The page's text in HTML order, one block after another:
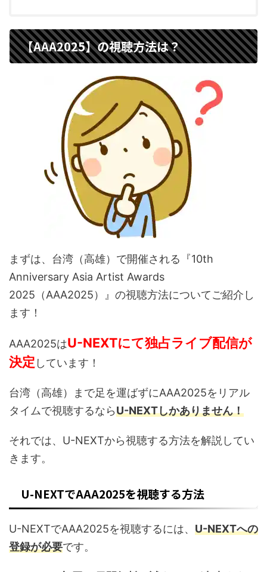
【AAA2025】の視聴方法は？
まずは、台湾（高雄）で開催される『10th
Anniversary Asia Artist Awards
2025（AAA2025）』の視聴方法についてご紹介し
ます！
AAA2025はU-NEXTにて独占ライブ配信が
決定 しています！
台湾（高雄）まで足を運ばずにAAA2025をリアル
タイムで視聴するならU-NEXTしかありません！
それでは、U-NEXTから視聴する方法を解説してい
きます。
U-NEXTでAAA2025を視聴する方法
U-NEXTでAAA2025を視聴するには、 U-NEXTへの
登録が必要です。